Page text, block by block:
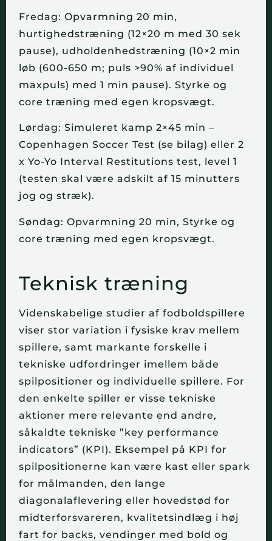
Fredag: Opvarmning 20 min,
hurtighedstræning (12×20 m med 30 sek
pause), udholdenhedstræning (10×2 min
løb (600-650 m; puls >90% af individuel
maxpuls) med 1 min pause). Styrke og
core træning med egen kropsvægt.
Lørdag: Simuleret kamp 2×45 min –
Copenhagen Soccer Test (se bilag) eller 2
x Yo-Yo Interval Restitutions test, level 1
(testen skal være adskilt af 15 minutters
jog og stræk).
Søndag: Opvarmning 20 min, Styrke og
core træning med egen kropsvægt.
Teknisk træning
Videnskabelige studier af fodboldspillere
viser stor variation i fysiske krav mellem
spillere, samt markante forskelle i
tekniske udfordringer imellem både
spilpositioner og individuelle spillere. For
den enkelte spiller er visse tekniske
aktioner mere relevante end andre,
såkaldte tekniske ”key performance
indicators” (KPI). Eksempel på KPI for
spilpositionerne kan være kast eller spark
for målmanden, den lange
diagonalaflevering eller hovedstød for
midterforsvareren, kvalitetsindlæg i høj
fart for backs, vendinger med bold og